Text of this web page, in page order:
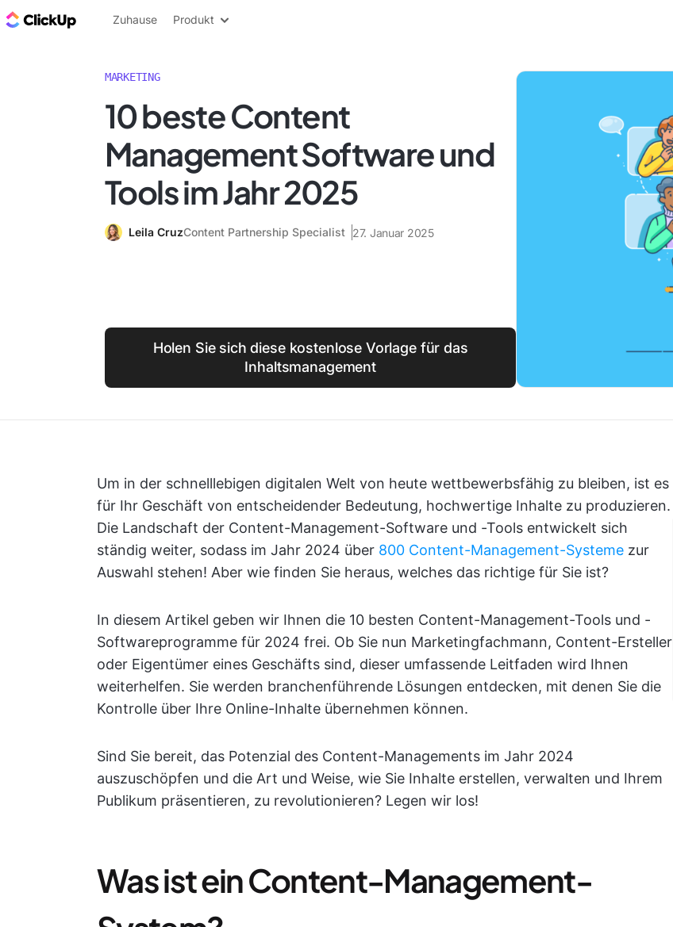
ClickUp Blog
Zuhause Produkt
MARKETING
10 beste Content
Management Software und
Tools im Jahr 2025
Leila CruzContent Partnership Specialist 27. Januar 2025
Holen Sie sich diese kostenlose Vorlage für das
Inhaltsmanagement
Um in der schnelllebigen digitalen Welt von heute wettbewerbsfähig zu bleiben, ist es
für Ihr Geschäft von entscheidender Bedeutung, hochwertige Inhalte zu produzieren.
Die Landschaft der Content-Management-Software und -Tools entwickelt sich
ständig weiter, sodass im Jahr 2024 über 800 Content-Management-Systeme zur
Auswahl stehen! Aber wie finden Sie heraus, welches das richtige für Sie ist?
In diesem Artikel geben wir Ihnen die 10 besten Content-Management-Tools und -
Softwareprogramme für 2024 frei. Ob Sie nun Marketingfachmann, Content-Ersteller
oder Eigentümer eines Geschäfts sind, dieser umfassende Leitfaden wird Ihnen
weiterhelfen. Sie werden branchenführende Lösungen entdecken, mit denen Sie die
Kontrolle über Ihre Online-Inhalte übernehmen können.
Sind Sie bereit, das Potenzial des Content-Managements im Jahr 2024
auszuschöpfen und die Art und Weise, wie Sie Inhalte erstellen, verwalten und Ihrem
Publikum präsentieren, zu revolutionieren? Legen wir los!
Was ist ein Content-Management-